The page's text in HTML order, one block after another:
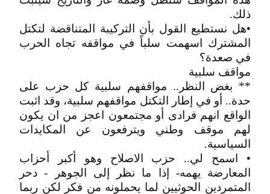
ذلك.
•هل نستطيع القول بأن التركيبة المتناقضة لتكتل
المشترك اسهمت سلباً في مواقفه تجاه الحرب
في صعدة؟
مواقف سلبية
** بغض النظر.. مواقفهم سلبية كل حزب على
حدة.. أو في إطار التكتل مواقفهم سلبية، وقد اثبت
الواقع انهم فرادى أو مجتمعون اعجز من ان يكون
لهم موقف وطني ويترفعون عن المكايدات
السياسية.
• اسمح لي.. حزب الاصلاح وهو أكبر أحزاب
المعارضة يهمه- إذا ما نظر إلى الجوهر - دحر
المتمردين الحوثيين لما يحملونه من فكر لكن ربما